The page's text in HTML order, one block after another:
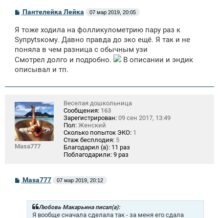
С
б
щ
е
н
и
Пантелейка Лейка 07 мар 2019, 20:05
Я тоже ходила на фолликулометрию пару раз к
Sупруtsкому. Давно правда до эко ещё. Я так и не
поняла в чем разница с обычным узи
Смотрел долго и подробно.
В описании и эндик
описывал и тп.
Masa777
Веселая дошкольница
Сообщения: 163
Зарегистрирован: 09 сен 2017, 13:49
Пол: Женский
Сколько попыток ЭКО: 1
Стаж бесплодия: 5
Благодарил (а): 11 раз
Поблагодарили: 9 раз
СMasa777 07 мар 2019, 20:12
Любовь Макарьина писал(а):
Я вообще сначала сделала так - за меня его сдала